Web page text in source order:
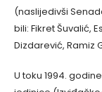
(naslijedivši
bili: Fikret Šuvalić,
Dizdarević, Ramiz
U toku 1994.